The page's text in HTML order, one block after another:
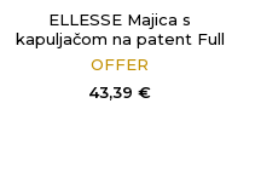
ELLESSE Majica s
kapuljačom na patent Full
Zip
OFFER
43,39 €